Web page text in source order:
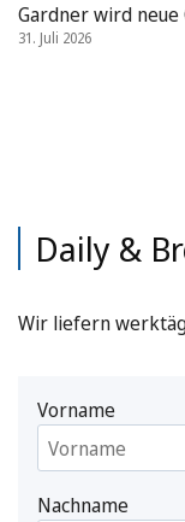
Gardner wird neue
31. Juli 2026
Daily &
Wir liefern
Vorname
Nachname